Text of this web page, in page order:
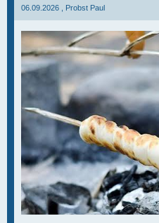
06.09.2026 , Probst Paul